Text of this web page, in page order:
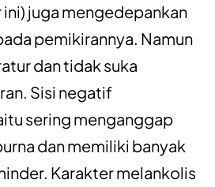
juga mengedepankan
pemikirannya. Namun
dan tidak suka
Sisi negatif
sering menganggap
dan memiliki banyak
Karakter melankolis